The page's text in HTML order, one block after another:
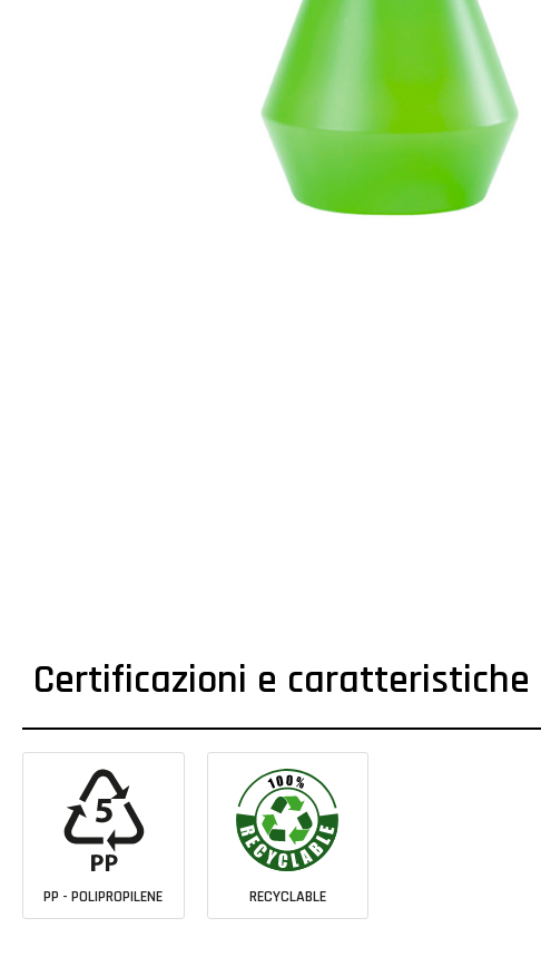
Certificazioni e caratteristiche
PP - POLIPROPILENE RECYCLABLE